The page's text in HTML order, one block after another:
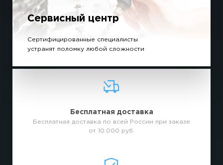
Сервисный центр
Сертифицированные специалисты
устранят поломку любой сложности
Бесплатная доставка
Бесплатная доставка по всей России при заказе
от 10.000 руб.